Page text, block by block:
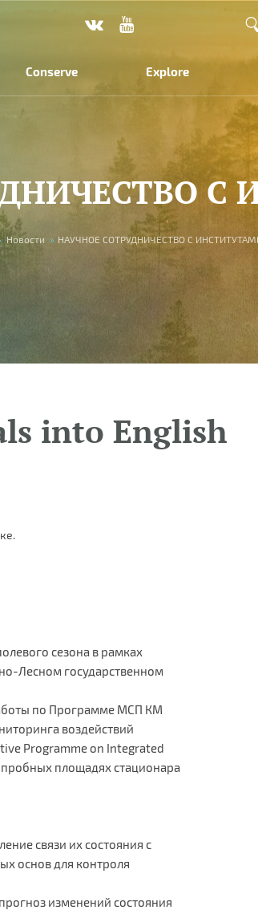
Conserve Explore
С
Новости » НАУЧНОЕ СОТРУДНИЧЕСТВО С
into English
сезона в рамках
Лесном государственном
по Программе МСП КМ
воздействий
Programme on Integrated
площадях стационара
связи их состояния с
основ для контроля
изменений состояния